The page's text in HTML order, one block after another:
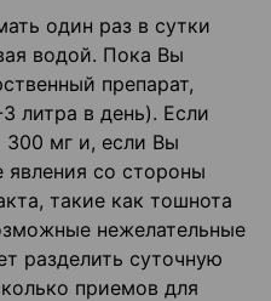
один раз в сутки
водой. Пока Вы
препарат,
литра в день). Если
300 мг и, если Вы
со стороны
такие как тошнота
нежелательные
разделить суточную
приемов для